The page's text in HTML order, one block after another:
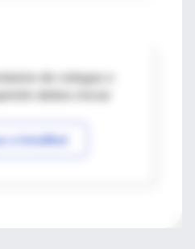
de colegas o
a IntraMed